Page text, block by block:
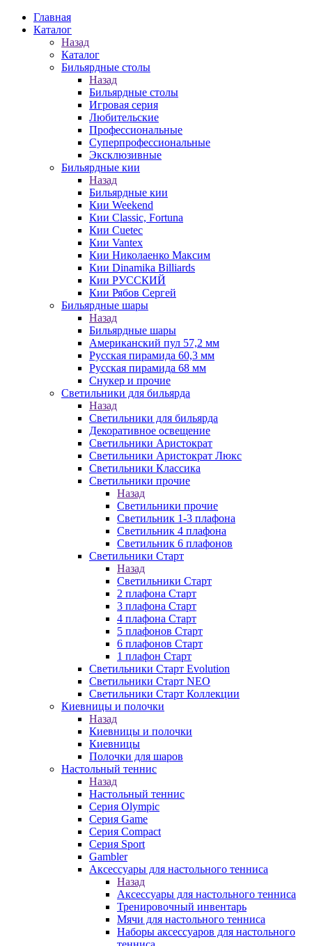
Главная
Каталог
Назад
Каталог
Бильярдные столы
Назад
Бильярдные столы
Игровая серия
Любительские
Профессиональные
Суперпрофессиональные
Эксклюзивные
Бильярдные кии
Назад
Бильярдные кии
Кии Weekend
Кии Classic, Fortuna
Кии Cuetec
Кии Vantex
Кии Николаенко Максим
Кии Dinamika Billiards
Кии РУССКИЙ
Кии Рябов Сергей
Бильярдные шары
Назад
Бильярдные шары
Американский пул 57,2 мм
Русская пирамида 60,3 мм
Русская пирамида 68 мм
Снукер и прочие
Светильники для бильярда
Назад
Светильники для бильярда
Декоративное освещение
Светильники Аристократ
Светильники Аристократ Люкс
Светильники Классика
Светильники прочие
Назад
Светильники прочие
Светильник 1-3 плафона
Светильник 4 плафона
Светильник 6 плафонов
Светильники Старт
Назад
Светильники Старт
2 плафона Старт
3 плафона Старт
4 плафона Старт
5 плафонов Старт
6 плафонов Старт
1 плафон Старт
Светильники Старт Evolution
Светильники Старт NEO
Светильники Старт Коллекции
Киевницы и полочки
Назад
Киевницы и полочки
Киевницы
Полочки для шаров
Настольный теннис
Назад
Настольный теннис
Серия Olympic
Серия Game
Серия Compact
Серия Sport
Gambler
Аксессуары для настольного тенниса
Назад
Аксессуары для настольного тенниса
Тренировочный инвентарь
Мячи для настольного тенниса
Наборы аксессуаров для настольного